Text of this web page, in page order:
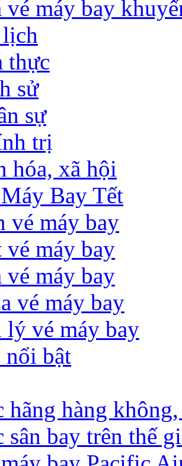
vé máy bay
thực
sử
sự
trị
hóa, xã hội
Bay Tết
vé máy bay
máy bay
vé máy bay
vé máy bay
vé máy bay
bật
hãng hàng
sân bay trên thế